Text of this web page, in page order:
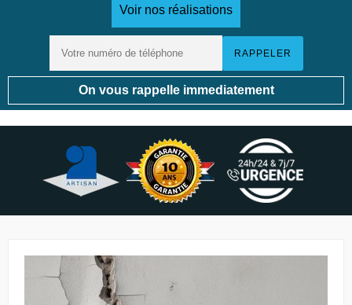
Voir nos réalisations
On vous rappelle immediatement